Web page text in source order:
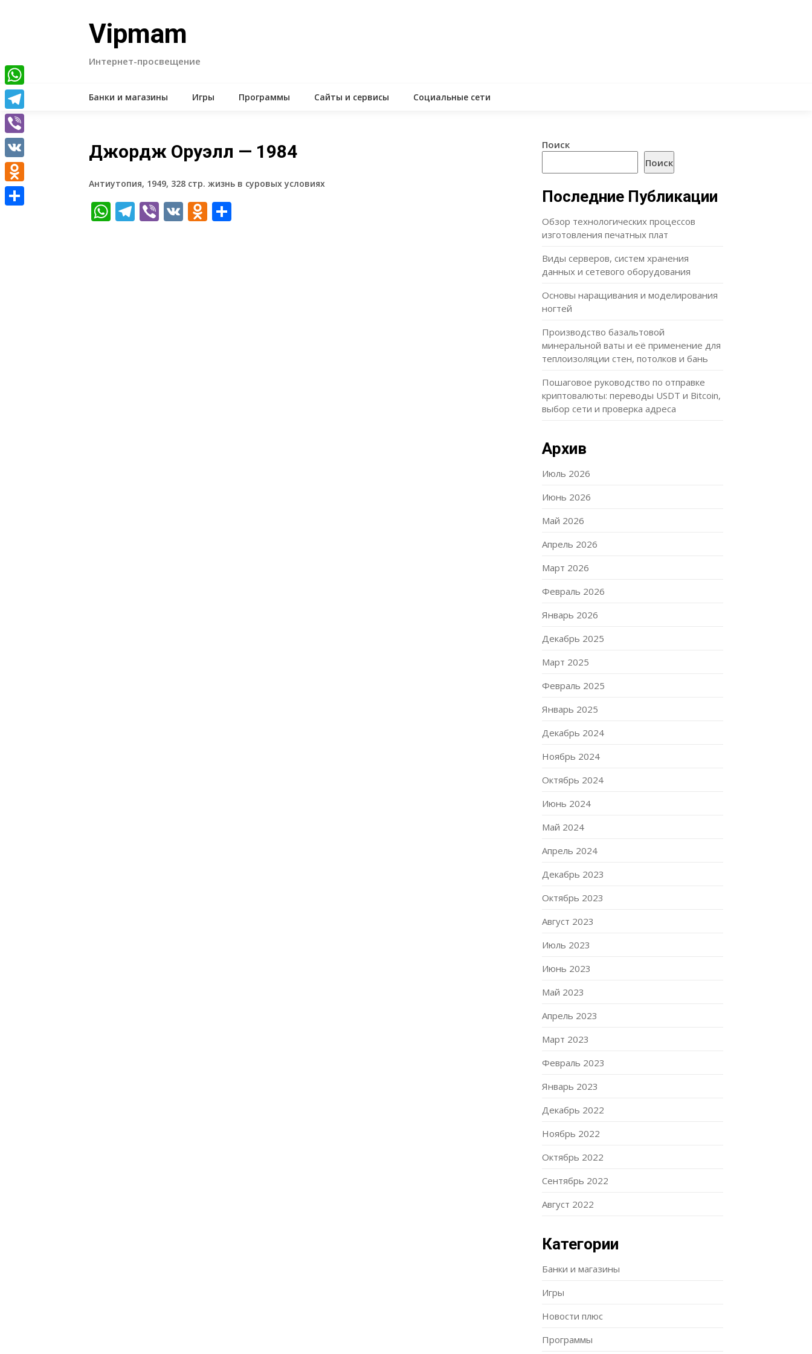
Vipmam
Интернет-просвещение
Банки и магазины Игры Программы Сайты и сервисы Социальные сети
Джордж Оруэлл — 1984
Антиутопия, 1949, 328 стр. жизнь в суровых условиях
WhatsApp
Telegram
Viber
VKOdnoklassniki
Поиск
Поиск
Последние Публикации
Обзор технологических процессов
изготовления печатных плат
Виды серверов, систем хранения
данных и сетевого оборудования
Основы наращивания и моделирования
ногтей
Производство базальтовой
минеральной ваты и её применение для
теплоизоляции стен, потолков и бань
Пошаговое руководство по отправке
криптовалюты: переводы USDT и Bitcoin,
выбор сети и проверка адреса
Архив
Июль 2026
Июнь 2026
Май 2026
Апрель 2026
Март 2026
Февраль 2026
Январь 2026
Декабрь 2025
Март 2025
Февраль 2025
Январь 2025
Декабрь 2024
Ноябрь 2024
Октябрь 2024
Июнь 2024
Май 2024
Апрель 2024
Декабрь 2023
Октябрь 2023
Август 2023
Июль 2023
Июнь 2023
Май 2023
Апрель 2023
Март 2023
Февраль 2023
Январь 2023
Декабрь 2022
Ноябрь 2022
Октябрь 2022
Сентябрь 2022
Август 2022
Категории
Банки и магазины
Игры
Новости плюс
Программы
WhatsApp
Telegram
Viber
VK
Odnoklassniki